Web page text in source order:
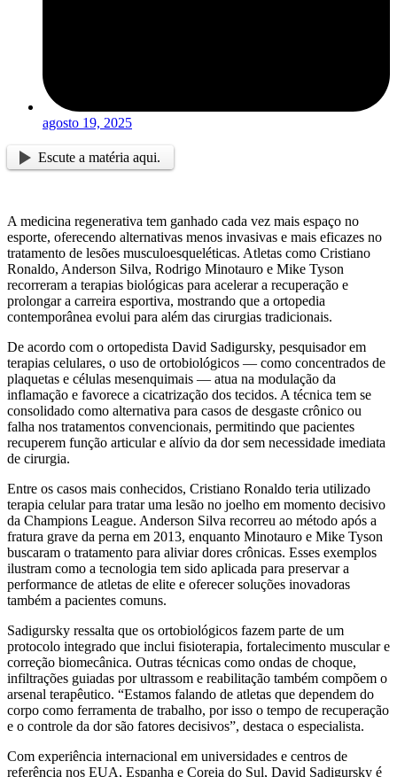
agosto 19, 2025
Escute a matéria aqui.
A medicina regenerativa tem ganhado cada vez mais espaço no
esporte, oferecendo alternativas menos invasivas e mais eficazes no
tratamento de lesões musculoesqueléticas. Atletas como Cristiano
Ronaldo, Anderson Silva, Rodrigo Minotauro e Mike Tyson
recorreram a terapias biológicas para acelerar a recuperação e
prolongar a carreira esportiva, mostrando que a ortopedia
contemporânea evolui para além das cirurgias tradicionais.
De acordo com o ortopedista David Sadigursky, pesquisador em
terapias celulares, o uso de ortobiológicos — como concentrados de
plaquetas e células mesenquimais — atua na modulação da
inflamação e favorece a cicatrização dos tecidos. A técnica tem se
consolidado como alternativa para casos de desgaste crônico ou
falha nos tratamentos convencionais, permitindo que pacientes
recuperem função articular e alívio da dor sem necessidade imediata
de cirurgia.
Entre os casos mais conhecidos, Cristiano Ronaldo teria utilizado
terapia celular para tratar uma lesão no joelho em momento decisivo
da Champions League. Anderson Silva recorreu ao método após a
fratura grave da perna em 2013, enquanto Minotauro e Mike Tyson
buscaram o tratamento para aliviar dores crônicas. Esses exemplos
ilustram como a tecnologia tem sido aplicada para preservar a
performance de atletas de elite e oferecer soluções inovadoras
também a pacientes comuns.
Sadigursky ressalta que os ortobiológicos fazem parte de um
protocolo integrado que inclui fisioterapia, fortalecimento muscular e
correção biomecânica. Outras técnicas como ondas de choque,
infiltrações guiadas por ultrassom e reabilitação também compõem o
arsenal terapêutico. “Estamos falando de atletas que dependem do
corpo como ferramenta de trabalho, por isso o tempo de recuperação
e o controle da dor são fatores decisivos”, destaca o especialista.
Com experiência internacional em universidades e centros de
referência nos EUA, Espanha e Coreia do Sul, David Sadigursky é